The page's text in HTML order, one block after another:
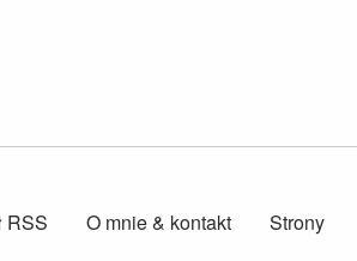
Strony
O mnie & kontakt
RSS